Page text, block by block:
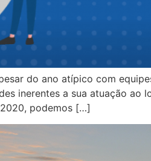
do ano atípico com
inerentes a sua atuação ao
2020, podemos […]